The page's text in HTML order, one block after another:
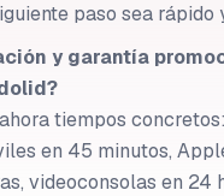
paso sea rápido
y garantía
tiempos
en 45 minutos,
videoconsolas en 24